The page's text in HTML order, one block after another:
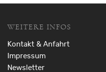
WEITERE INFOS
Kontakt & Anfahrt
Impressum
Newsletter